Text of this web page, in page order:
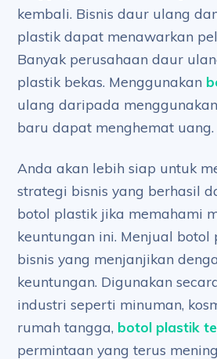
kembali. Bisnis daur ulang
plastik dapat menawarkan
Banyak perusahaan daur
plastik bekas. Menggunakan
ulang daripada
baru dapat menghemat uang.
Anda akan lebih siap untuk
strategi bisnis yang berhasil
botol plastik jika memahami
keuntungan ini. Menjual botol
bisnis yang menjanjikan
keuntungan. Digunakan
industri seperti minuman,
rumah tangga, botol plastik
permintaan yang terus